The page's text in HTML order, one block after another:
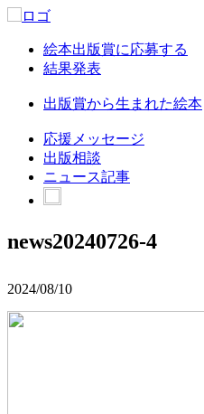
絵本出版賞に応募する
結果発表
出版賞から生まれた絵本
応援メッセージ
出版相談
ニュース記事
news20240726-4
2024/08/10